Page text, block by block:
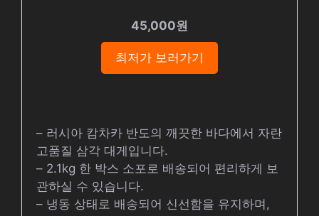
45,000원
최저가 보러가기
– 러시아 캄차카 반도의 깨끗한 바다에서 자란
고품질 삼각 대게입니다.
– 2.1kg 한 박스 소포로 배송되어 편리하게 보
관하실 수 있습니다.
– 냉동 상태로 배송되어 신선함을 유지하며,